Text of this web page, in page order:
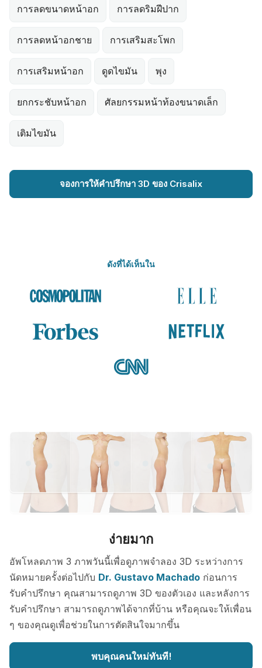
การลดขนาดหน้าอก การลดริมฝีปาก
การลดหน้าอกชาย การเสริมสะโพก
การเสริมหน้าอก ดูดไขมัน พุง
ยกกระชับหน้าอก ศัลยกรรมหน้าท้องขนาดเล็ก
เติมไขมัน
จองการให้คำปรึกษา 3D ของ Crisalix
ดังที่ได้เห็นใน
ง่ายมาก
อัพโหลดภาพ 3 ภาพวันนี้เพื่อดูภาพจำลอง 3D ระหว่างการ
นัดหมายครั้งต่อไปกับ Dr. Gustavo Machado ก่อนการ
รับคำปรึกษา คุณสามารถดูภาพ 3D ของตัวเอง และหลังการ
รับคำปรึกษา สามารถดูภาพได้จากที่บ้าน หรือคุณจะให้เพื่อน
ๆ ของคุณดูเพื่อช่วยในการตัดสินใจมากขึ้น
พบคุณคนใหม่ทันที!